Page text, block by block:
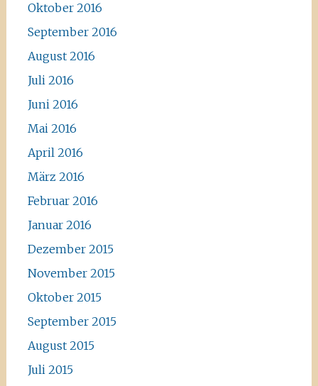
Oktober 2016
September 2016
August 2016
Juli 2016
Juni 2016
Mai 2016
April 2016
März 2016
Februar 2016
Januar 2016
Dezember 2015
November 2015
Oktober 2015
September 2015
August 2015
Juli 2015